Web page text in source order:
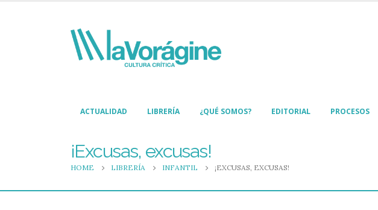
ACTUALIDAD LIBRERÍA ¿QUÉ SOMOS? EDITORIAL PROCESOS
¡Excusas, excusas!
HOME LIBRERÍA INFANTIL ¡EXCUSAS, EXCUSAS!